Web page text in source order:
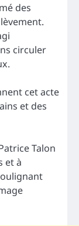
des
circuler
cet acte
et des
Talon
et à